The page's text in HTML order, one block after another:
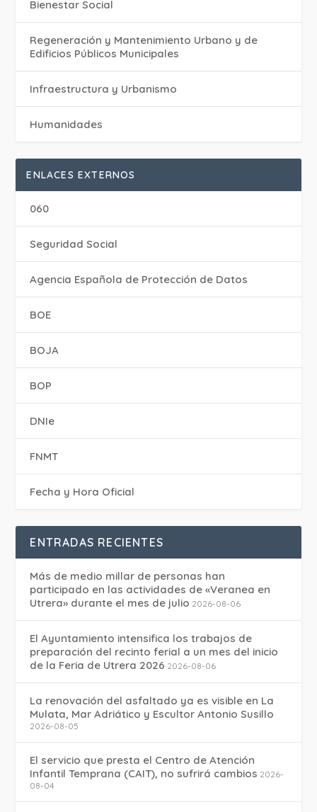
Bienestar Social
Regeneración y Mantenimiento Urbano y de
Edificios Públicos Municipales
Infraestructura y Urbanismo
Humanidades
ENLACES EXTERNOS
060
Seguridad Social
Agencia Española de Protección de Datos
BOE
BOJA
BOP
DNIe
FNMT
Fecha y Hora Oficial
ENTRADAS RECIENTES
Más de medio millar de personas han
participado en las actividades de «Veranea en
Utrera» durante el mes de julio 2026-08-06
El Ayuntamiento intensifica los trabajos de
preparación del recinto ferial a un mes del inicio
de la Feria de Utrera 2026 2026-08-06
La renovación del asfaltado ya es visible en La
Mulata, Mar Adriático y Escultor Antonio Susillo
2026-08-05
El servicio que presta el Centro de Atención
Infantil Temprana (CAIT), no sufrirá cambios 2026-
08-04